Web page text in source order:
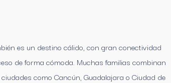
es un destino cálido, con gran conectividad
de forma cómoda. Muchas familias combinan
como Cancún, Guadalajara o Ciudad de